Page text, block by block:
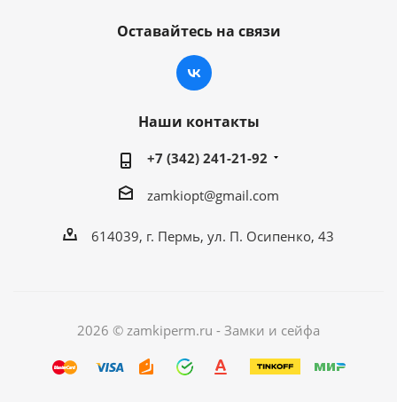
Оставайтесь на связи
Наши контакты
+7 (342) 241-21-92
zamkiopt@gmail.com
614039, г. Пермь, ул. П. Осипенко, 43
2026 © zamkiperm.ru - Замки и сейфа